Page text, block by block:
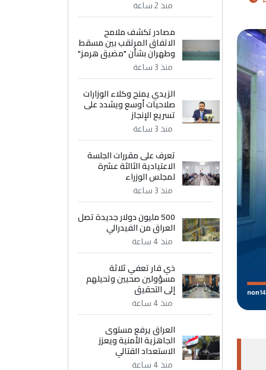
منذ 2 ساعة
مصادر تكشف ملامح
الاتفاق المرتقب بين مسقط
وطهران بشأن "مضيق هرمز"
منذ 3 ساعة
الزيدي يمنح وكلاء الوزارات
صلاحيات أوسع ويشدد على
تسريع الإنجاز
منذ 3 ساعة
تعرف على مقررات الجلسة
الاعتيادية الثالثة عشرة
لمجلس الوزراء
منذ 3 ساعة
500 مليون دولار جديدة تصل
العراق من الفيدرالي
منذ 4 ساعة
ذي قار تعفي ثلاثة
مسؤولين صحيين وتحيلهم
إلى التحقيق
منذ 4 ساعة
العراق يرفع مستوى
الجاهزية الأمنية ويعزز
الاستعداد القتالي
منذ 4 ساعة